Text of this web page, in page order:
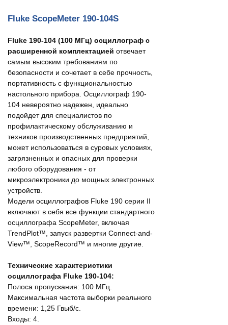
Fluke ScopeMeter 190-104S
Fluke 190-104 (100 МГц) осциллограф с
расширенной комплектацией отвечает
самым высоким требованиям по
безопасности и сочетает в себе прочность,
портативность с функциональностью
настольного прибора. Осциллограф 190-
104 невероятно надежен, идеально
подойдет для специалистов по
профилактическому обслуживанию и
техников производственных предприятий,
может использоваться в суровых условиях,
загрязненных и опасных для проверки
любого оборудования - от
микроэлектроники до мощных электронных
устройств.
Модели осциллографов Fluke 190 серии II
включают в себя все функции стандартного
осциллографа ScopeMeter, включая
TrendPlot™, запуск развертки Connect-and-
View™, ScopeRecord™ и многие другие.
Технические характеристики
осциллографа Fluke 190-104:
Полоса пропускания: 100 МГц.
Максимальная частота выборки реального
времени: 1,25 Гвыб/с.
Входы: 4.